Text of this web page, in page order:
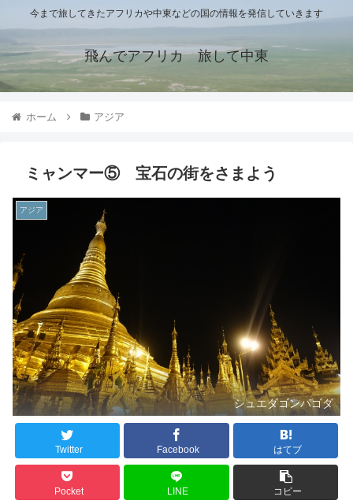
今まで旅してきたアフリカや中東などの国の情報を発信していきます
飛んでアフリカ 旅して中東
ホーム アジア
ミャンマー⑤ 宝石の街をさまよう
アジア
シュエダゴンパゴダ
Twitter Facebook はてブ
Pocket LINE コピー